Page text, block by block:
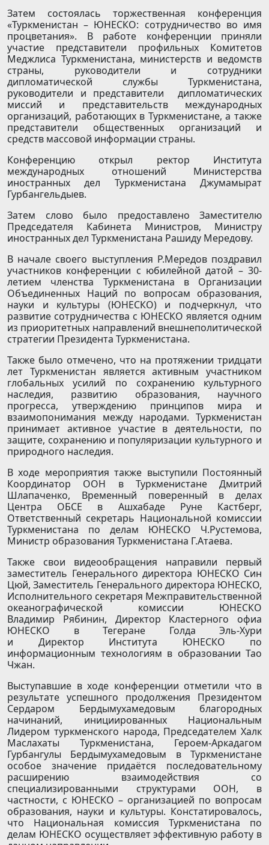
Затем состоялась торжественная конференция
«Туркменистан – ЮНЕСКО: сотрудничество во имя
процветания». В работе конференции приняли
участие представители профильных Комитетов
Меджлиса Туркменистана, министерств и ведомств
страны, руководители и сотрудники
дипломатической службы Туркменистана,
руководители и представители дипломатических
миссий и представительств международных
организаций, работающих в Туркменистане, а также
представители общественных организаций и
средств массовой информации страны.
Конференцию открыл ректор Института
международных отношений Министерства
иностранных дел Туркменистана Джумамырат
Гурбангельдыев.
Затем слово было предоставлено Заместителю
Председателя Кабинета Министров, Министру
иностранных дел Туркменистана Рашиду Мередову.
В начале своего выступления Р.Мередов поздравил
участников конференции с юбилейной датой – 30-
летием членства Туркменистана в Организации
Объединенных Наций по вопросам образования,
науки и культуры (ЮНЕСКО) и подчеркнул, что
развитие сотрудничества с ЮНЕСКО является одним
из приоритетных направлений внешнеполитической
стратегии Президента Туркменистана.
Также было отмечено, что на протяжении тридцати
лет Туркменистан является активным участником
глобальных усилий по сохранению культурного
наследия, развитию образования, научного
прогресса, утверждению принципов мира и
взаимопонимания между народами. Туркменистан
принимает активное участие в деятельности, по
защите, сохранению и популяризации культурного и
природного наследия.
В ходе мероприятия также выступили Постоянный
Координатор ООН в Туркменистане Дмитрий
Шлапаченко, Временный поверенный в делах
Центра ОБСЕ в Ашхабаде Руне Кастберг,
Ответственный секретарь Национальной комиссии
Туркменистана по делам ЮНЕСКО Ч.Рустемова,
Министр образования Туркменистана Г.Атаева.
Также свои видеообращения направили первый
заместитель Генерального директора ЮНЕСКО Син
Цюй, Заместитель Генерального директора ЮНЕСКО,
Исполнительного секретаря Межправительственной
океанографической комиссии ЮНЕСКО
Владимир Рябинин, Директор Кластерного офиа
ЮНЕСКО в Тегеране Голда Эль-Хури
и Директор Института ЮНЕСКО по
информационным технологиям в образовании Тао
Чжан.
Выступавшие в ходе конференции отметили что в
результате успешного продолжения Президентом
Сердаром Бердымухамедовым благородных
начинаний, инициированных Национальным
Лидером туркменского народа, Председателем Халк
Маслахаты Туркменистана, Героем-Аркадагом
Гурбангулы Бердымухамедовым в Туркменистане
особое значение придаётся последовательному
расширению взаимодействия со
специализированными структурами ООН, в
частности, с ЮНЕСКО – организацией по вопросам
образования, науки и культуры. Констатировалось,
что Национальная комиссия Туркменистана по
делам ЮНЕСКО осуществляет эффективную работу в